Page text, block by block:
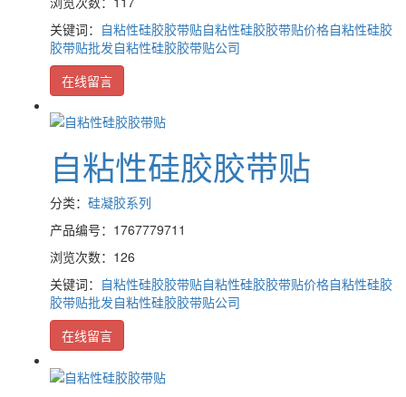
关键词： 自粘性硅胶胶带贴自粘性硅胶胶带贴价格自粘性硅胶
胶带贴批发自粘性硅胶胶带贴公司
在线留言
自粘性硅胶胶带贴
分类： 硅凝胶系列
产品编号：1767779711
浏览次数：126
关键词： 自粘性硅胶胶带贴自粘性硅胶胶带贴价格自粘性硅胶
胶带贴批发自粘性硅胶胶带贴公司
在线留言